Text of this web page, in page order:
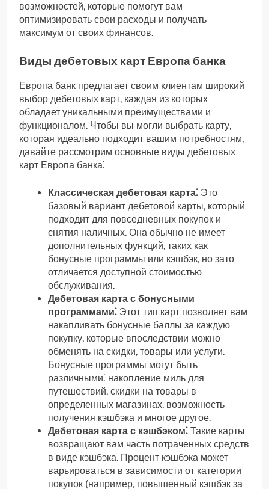
возможностей, которые помогут вам
оптимизировать свои расходы и получать
максимум от своих финансов.
Виды дебетовых карт Европа банка
Европа банк предлагает своим клиентам широкий
выбор дебетовых карт, каждая из которых
обладает уникальными преимуществами и
функционалом. Чтобы вы могли выбрать карту,
которая идеально подходит вашим потребностям,
давайте рассмотрим основные виды дебетовых
карт Европа банка⁚
Классическая дебетовая карта⁚ Это
базовый вариант дебетовой карты, который
подходит для повседневных покупок и
снятия наличных. Она обычно не имеет
дополнительных функций, таких как
бонусные программы или кэшбэк, но зато
отличается доступной стоимостью
обслуживания.
Дебетовая карта с бонусными
программами⁚ Этот тип карт позволяет вам
накапливать бонусные баллы за каждую
покупку, которые впоследствии можно
обменять на скидки, товары или услуги.
Бонусные программы могут быть
различными⁚ накопление миль для
путешествий, скидки на товары в
определенных магазинах, возможность
получения кэшбэка и многое другое.
Дебетовая карта с кэшбэком⁚ Такие карты
возвращают вам часть потраченных средств
в виде кэшбэка. Процент кэшбэка может
варьироваться в зависимости от категории
покупок (например, повышенный кэшбэк за